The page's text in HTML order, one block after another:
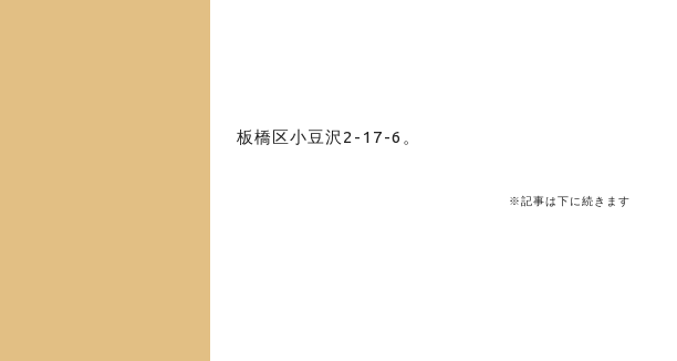
板橋区小豆沢2-17-6。
※記事は下に続きます